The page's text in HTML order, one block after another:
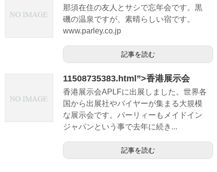
那須在住の友人とサシで忘年会です。黒
磯の温泉ですが、素晴らしい宿です。
www.parley.co.jp
記事を読む
11508735383.html”>香港展示会
香港展示会APLFに出展しました。世界各
国から出展社やバイヤーが集まる大規模
な展示会です。パーリィーもメイドイン
ジャパンという事で去年に続き...
記事を読む